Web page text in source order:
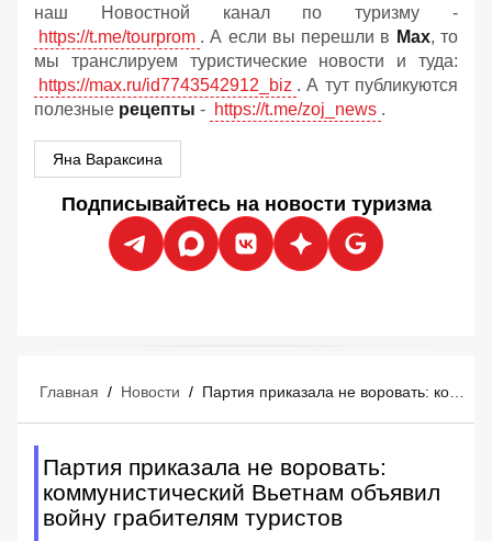
наш Новостной канал по туризму -
https://t.me/tourprom . А если вы перешли в Мах, то
мы транслируем туристические новости и туда:
https://max.ru/id7743542912_biz . А тут публикуются
полезные рецепты - https://t.me/zoj_news .
Яна Вараксина
Подписывайтесь на новости туризма
Главная / Новости /
Партия приказала не воровать:
коммунистический Вьетнам объявил
войну грабителям туристов